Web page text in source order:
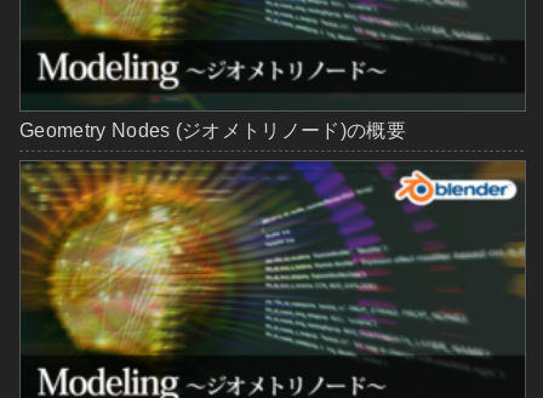
Geometry Nodes (ジオメトリノード)の概要